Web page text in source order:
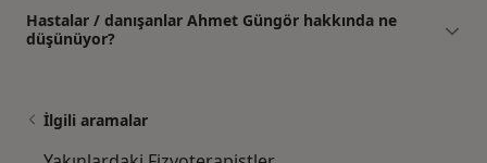
Hastalar / danışanlar Ahmet Güngör hakkında ne
düşünüyor?
İlgili aramalar